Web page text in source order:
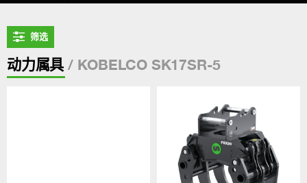
筛选
动力属具 / KOBELCO SK17SR-5